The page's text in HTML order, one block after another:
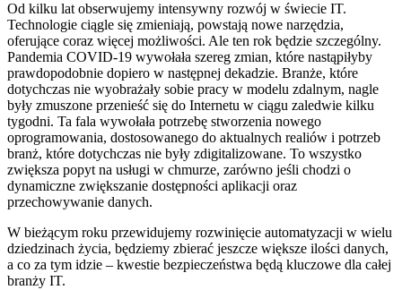
Od kilku lat obserwujemy intensywny rozwój w świecie IT.
Technologie ciągle się zmieniają, powstają nowe narzędzia,
oferujące coraz więcej możliwości. Ale ten rok będzie szczególny.
Pandemia COVID-19 wywołała szereg zmian, które nastąpiłyby
prawdopodobnie dopiero w następnej dekadzie. Branże, które
dotychczas nie wyobrażały sobie pracy w modelu zdalnym, nagle
były zmuszone przenieść się do Internetu w ciągu zaledwie kilku
tygodni. Ta fala wywołała potrzebę stworzenia nowego
oprogramowania, dostosowanego do aktualnych realiów i potrzeb
branż, które dotychczas nie były zdigitalizowane. To wszystko
zwiększa popyt na usługi w chmurze, zarówno jeśli chodzi o
dynamiczne zwiększanie dostępności aplikacji oraz
przechowywanie danych.
W bieżącym roku przewidujemy rozwinięcie automatyzacji w wielu
dziedzinach życia, będziemy zbierać jeszcze większe ilości danych,
a co za tym idzie – kwestie bezpieczeństwa będą kluczowe dla całej
branży IT.